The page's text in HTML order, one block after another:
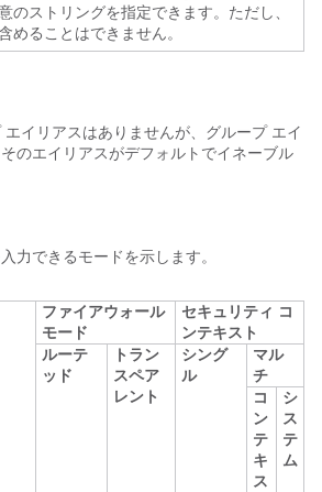
のストリングを指定できます。ただし、
めることはできません。
イリアスはありませんが、グループ エイ
のエイリアスがデフォルトでイネーブル
力できるモードを示します。
ファイアウォール
モード
セキュリティ コ
ンテキスト
ルーテ
ッド
トラン
スペア
レント
シング
ル
マル
チ
コ
ン
テ
キ
ス
シ
ス
テ
ム